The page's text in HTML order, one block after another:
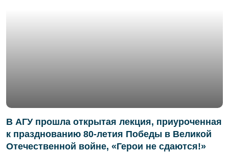
В АГУ прошла открытая лекция, приуроченная
к празднованию 80-летия Победы в Великой
Отечественной войне, «Герои не сдаются!»